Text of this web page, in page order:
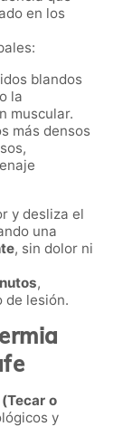
en los
blandos
la
muscular.
más densos
y desliza el
una
, sin dolor ni
,
de lesión.
o
y